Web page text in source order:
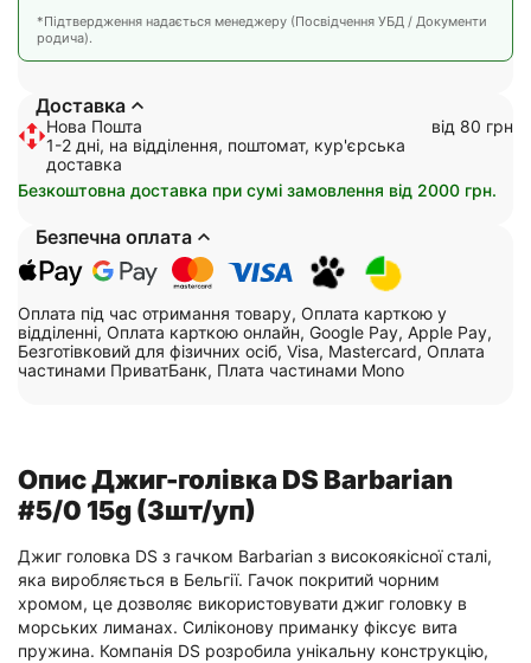
*Підтвердження надається менеджеру (Посвідчення УБД / Документи
родича).
Доставка
Нова Пошта
1-2 дні, на відділення, поштомат, кур'єрська
доставка
від 80 грн
Безкоштовна доставка при сумі замовлення від 2000 грн.
Безпечна оплата
Оплата під час отримання товару, Оплата карткою у
відділенні, Оплата карткою онлайн, Google Pay, Apple Pay,
Безготівковий для фізичних осіб, Visa, Mastercard, Оплата
частинами ПриватБанк, Плата частинами Mono
Опис Джиг-голівка DS Barbarian
#5/0 15g (3шт/уп)
Джиг головка DS з гачком Barbarian з високоякісної сталі,
яка виробляється в Бельгії. Гачок покритий чорним
хромом, це дозволяє використовувати джиг головку в
морських лиманах. Силіконову приманку фіксує вита
пружина. Компанія DS розробила унікальну конструкцію,